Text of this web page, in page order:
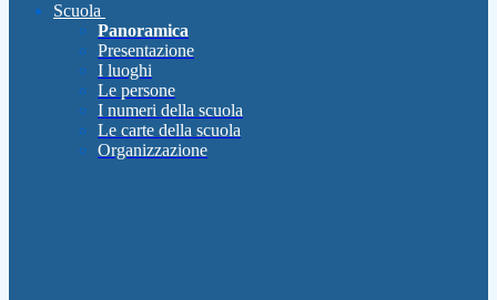
Scuola
Panoramica
Presentazione
I luoghi
Le persone
I numeri della scuola
Le carte della scuola
Organizzazione